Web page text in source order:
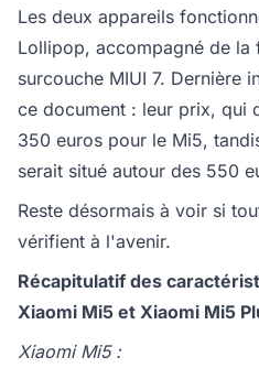
Les deux appareils
Lollipop, accompagné de la
surcouche MIUI 7. Dernière
ce document : leur prix, qui
350 euros pour le Mi5,
serait situé autour des 550
Reste désormais à voir si
vérifient à l'avenir.
Récapitulatif des
Xiaomi Mi5 et Xiaomi Mi5
Xiaomi Mi5 :